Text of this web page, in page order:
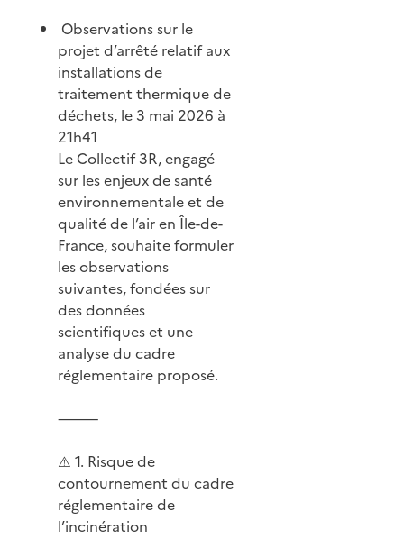
Observations sur le
projet d’arrêté relatif aux
installations de
traitement thermique de
déchets, le 3 mai 2026 à
21h41
Le Collectif 3R, engagé
sur les enjeux de santé
environnementale et de
qualité de l’air en Île-de-
France, souhaite formuler
les observations
suivantes, fondées sur
des données
scientifiques et une
analyse du cadre
réglementaire proposé.
⸻
⚠️ 1. Risque de
contournement du cadre
réglementaire de
l’incinération